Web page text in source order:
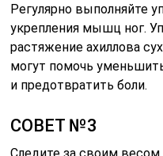
Регулярно выполняйте
укрепления мышц ног.
растяжение ахиллова
могут помочь
и предотвратить боли.
СОВЕТ №3